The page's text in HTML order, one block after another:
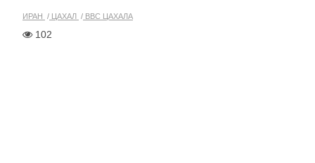
ИРАН ЦАХАЛ ВВС ЦАХАЛА
102